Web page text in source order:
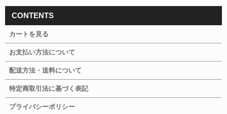
CONTENTS
カートを見る
お支払い方法について
配送方法・送料について
特定商取引法に基づく表記
プライバシーポリシー